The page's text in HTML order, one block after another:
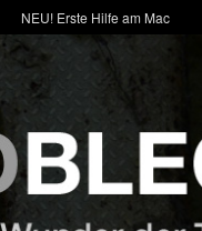
NEU! Erste Hilfe am Mac